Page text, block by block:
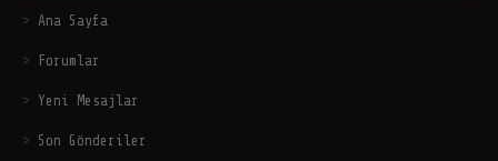
Ana Sayfa
Forumlar
Yeni Mesajlar
Son Gönderiler